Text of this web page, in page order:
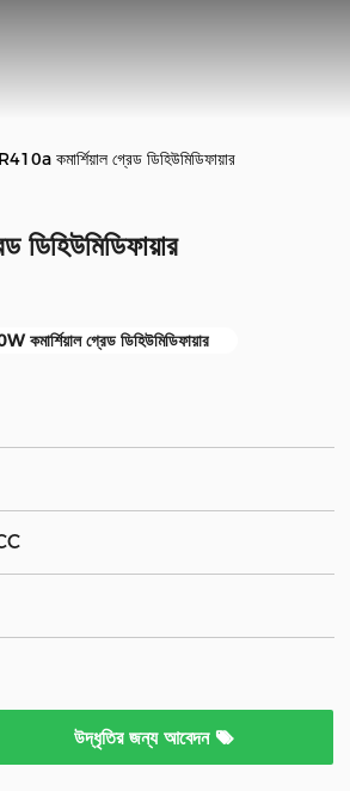
কমার্শিয়াল গ্রেড ডিহিউমিডিফায়ার
ডিহিউমিডিফায়ার
কমার্শিয়াল গ্রেড ডিহিউমিডিফায়ার
উদ্ধৃতির জন্য আবেদন